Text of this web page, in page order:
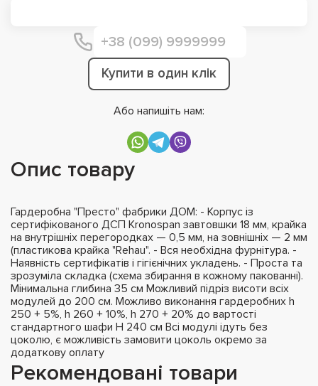
Купити в один клік
Або напишіть нам:
Опис товару
Гардеробна "Престо" фабрики ДОМ: - Корпус із
сертифікованого ДСП Kronospan завтовшки 18 мм, крайка
на внутрішніх перегородках — 0,5 мм, на зовнішніх — 2 мм
(пластикова крайка "Rehau". - Вся необхідна фурнітура. -
Наявність сертифікатів і гігієнічних укладень. - Проста та
зрозуміла складка (схема збирання в кожному пакованні).
Мінимальна глибина 35 см Можливий підріз висоти всіх
модулей до 200 см. Можливо виконання гардеробних h
250 + 5%, h 260 + 10%, h 270 + 20% до вартості
стандартного шафи H 240 см Всі модулі ідуть без
цоколю, є можливість замовити цоколь окремо за
додаткову оплату
Рекомендовані товари